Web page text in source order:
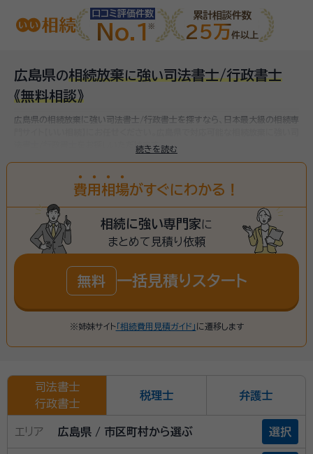
口コミ評価件数
No.1
累計相談件数
25万件以上
広島県の相続放棄に強い司法書士/行政書士
《無料相談》
続きを読む
広島県の相続放棄に強い司法書士/行政書士を探すなら、日本最大級の相続専
法書士/行政書士をお探しいただけます。
費 用 相 場がすぐにわかる！
相続に強い専門家に
まとめて見積り依頼
無料 一括見積りスタート
※姉妹サイト「相続費用見積ガイド」 に遷移します
司法書士
行政書士
税理士 弁護士
エリア 広島県 / 市区町村から選ぶ 選択